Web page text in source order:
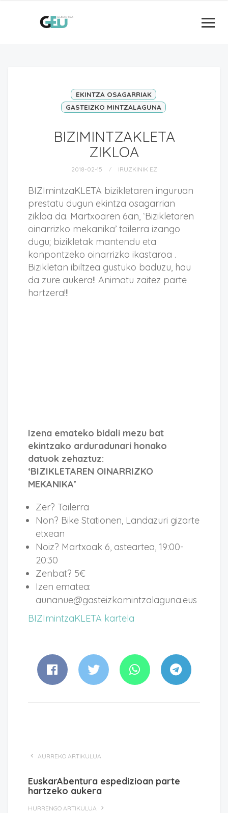
EKINTZA OSAGARRIAK
GASTEIZKO MINTZALAGUNA
BIZIMINTZAKLETA
ZIKLOA
2018-02-15 IRUZKINIK EZ
BIZImintzaKLETA bizikletaren inguruan
prestatu dugun ekintza osagarrian
zikloa da. Martxoaren 6an, ‘Bizikletaren
oinarrizko mekanika’ tailerra izango
dugu; bizikletak mantendu eta
konpontzeko oinarrizko ikastaroa .
Bizikletan ibiltzea gustuko baduzu, hau
da zure aukera!! Animatu zaitez parte
hartzera!!!
Izena emateko bidali mezu bat
ekintzako arduradunari honako
datuok zehaztuz:
‘BIZIKLETAREN OINARRIZKO
MEKANIKA’
Zer? Tailerra
Non? Bike Stationen, Landazuri gizarte
etxean
Noiz? Martxoak 6, asteartea, 19:00-
20:30
Zenbat? 5€
Izen ematea:
aunanue@gasteizkomintzalaguna.eus
BIZImintzaKLETA kartela
AURREKO ARTIKULUA
EuskarAbentura espedizioan parte
hartzeko aukera
HURRENGO ARTIKULUA